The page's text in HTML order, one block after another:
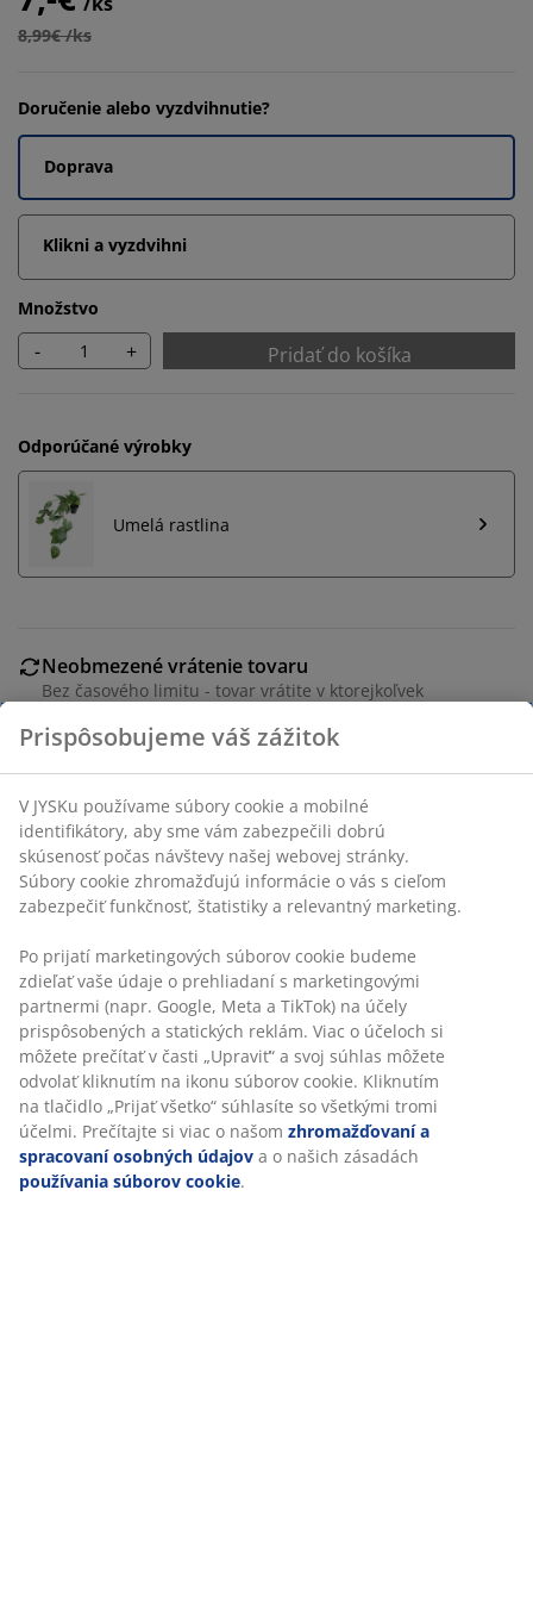
8,99€ /ks
Doručenie alebo vyzdvihnutie?
Doprava
Klikni a vyzdvihni
Množstvo
- + Pridať do košíka
Odporúčané výrobky
Umelá rastlina
Neobmezené vrátenie tovaru
Bez časového limitu - tovar vrátite v ktorejkoľvek
Garancia ceny
30-dňová garancia ceny na všetky výrobky
Flexibilné možnosti doručenia
Rýchle a jednoduché doručenie podľa vášho výberu
lakovanej ocele, dostupný v rôznych farbách. Tento
mrazuvzdorný kvetináč je ideálny na zavesenie do
pergoly alebo pod strechu na vytvorenie zelenej a
bujnej atmosféry. Ø27 x V19 cm
SKU: 6426019
Prispôsobujeme váš zážitok
V JYSKu používame súbory cookie a mobilné
identifikátory, aby sme vám zabezpečili dobrú
skúsenosť počas návštevy našej webovej stránky.
Súbory cookie zhromažďujú informácie o vás s cieľom
zabezpečiť funkčnosť, štatistiky a relevantný marketing.
Po prijatí marketingových súborov cookie budeme
zdieľať vaše údaje o prehliadaní s marketingovými
partnermi (napr. Google, Meta a TikTok) na účely
prispôsobených a statických reklám. Viac o účeloch si
môžete prečítať v časti „Upraviť“ a svoj súhlas môžete
odvolať kliknutím na ikonu súborov cookie. Kliknutím
na tlačidlo „Prijať všetko“ súhlasíte so všetkými tromi
účelmi. Prečítajte si viac o našom zhromažďovaní a
spracovaní osobných údajov a o našich zásadách
používania súborov cookie.